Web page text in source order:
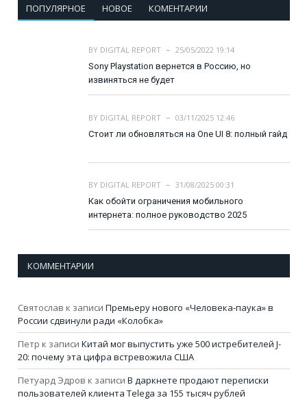
ПОПУЛЯРНОЕ НОВОЕ КОМЕНТАРИИ
BY DIGITAL REPORT
25/05/2022 19:14
Sony Playstation вернется в Россию, но
извиняться не будет
BY DIGITAL REPORT
03/11/2025 12:46
Стоит ли обновляться на One UI 8: полный гайд
BY DIGITAL REPORT
31/08/2025 00:31
Как обойти ограничения мобильного
интернета: полное руководство 2025
КОММЕНТАРИИ
Святослав к записи Премьеру нового «Человека-паука» в
России сдвинули ради «Колобка»
Петр к записи Китай мог выпустить уже 500 истребителей J-
20: почему эта цифра встревожила США
Петуард Эдров к записи В даркнете продают переписки
пользователей клиента Telega за 155 тысяч рублей